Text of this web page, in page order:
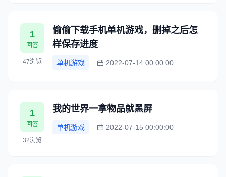
1
回答
47浏览
偷偷下载手机单机游戏，删掉之后怎
样保存进度
单机游戏 2022-07-14 00:00:00
1
回答
32浏览
我的世界一拿物品就黑屏
单机游戏 2022-07-15 00:00:00